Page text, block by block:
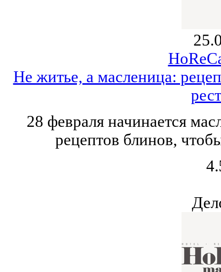
Не житье, а масленица:
28 февраля начинается
рецептов блинов,